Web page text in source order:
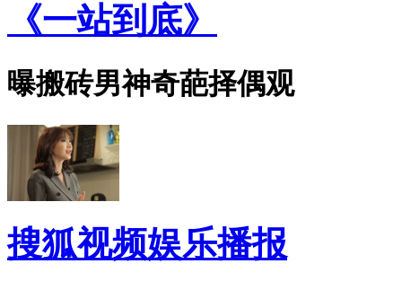
《一站到底》
曝搬砖男神奇葩择偶观
搜狐视频娱乐播报